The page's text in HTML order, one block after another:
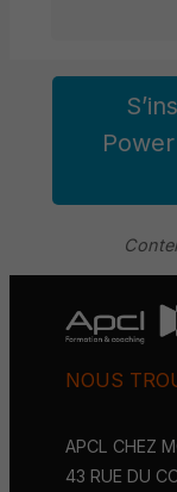
NOUS
APCL CHEZ
43 RUE DU